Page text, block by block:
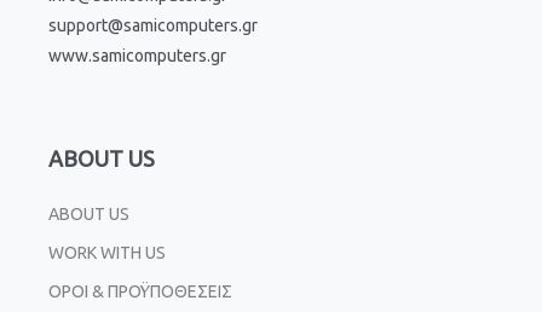
support@samicomputers.gr
www.samicomputers.gr
ABOUT US
ABOUT US
WORK WITH US
ΟΡΟΙ & ΠΡΟΫΠΟΘΕΣΕΙΣ